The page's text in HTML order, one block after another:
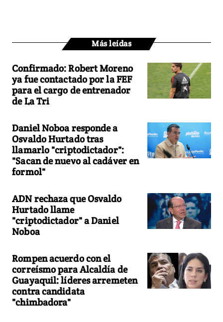
Más leídas
Confirmado: Robert Moreno
ya fue contactado por la FEF
para el cargo de entrenador
de La Tri
Daniel Noboa responde a
Osvaldo Hurtado tras
llamarlo "criptodictador":
"Sacan de nuevo al cadáver en
formol"
ADN rechaza que Osvaldo
Hurtado llame
"criptodictador" a Daniel
Noboa
Rompen acuerdo con el
correísmo para Alcaldía de
Guayaquil: líderes arremeten
contra candidata
"chimbadora"